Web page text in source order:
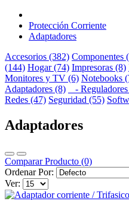
Protección Corriente
Adaptadores
Accesorios (382) Componentes
(144) Hogar (74) Impresoras (8)
Monitores y TV (6) Notebooks
Adaptadores (8)
-
Redes (47) Seguridad (55)
Adaptadores
Comparar Producto (0)
Ordenar Por:
Ver: